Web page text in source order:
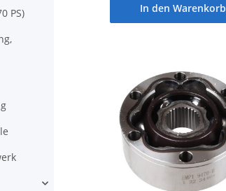
In den Warenkorb
PS)